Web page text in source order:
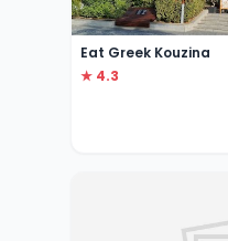
Eat Greek Kouzina
★ 4.3